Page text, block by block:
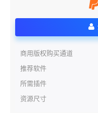
商用版权购买通道
推荐软件
所需插件
资源尺寸